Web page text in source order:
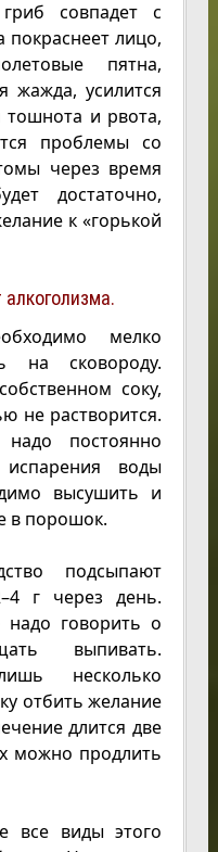
совпадет с
покраснеет лицо,
пятна,
жажда, усилится
тошнота и рвота,
проблемы со
через время
достаточно,
к «горькой
мелко
на сковороду.
соку,
не растворится.
постоянно
воды
высушить и
в порошок.
подсыпают
г через день.
говорить о
выпивать.
несколько
отбить желание
длится две
можно продлить
все виды этого